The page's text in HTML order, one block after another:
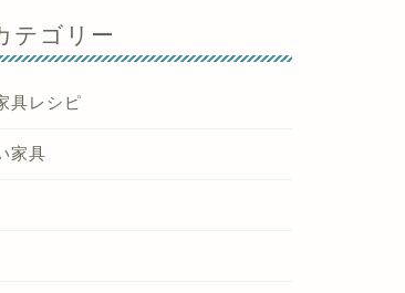
テゴリー
具レシピ
家具